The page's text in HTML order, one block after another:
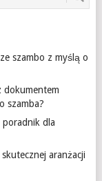
szambo z myślą o
dokumentem
szamba?
poradnik dla
aranżacji